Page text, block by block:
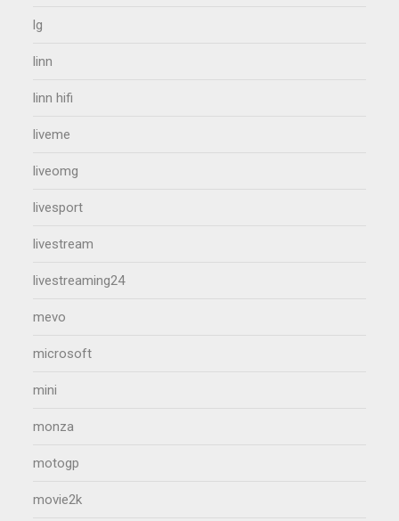
lg
linn
linn hifi
liveme
liveomg
livesport
livestream
livestreaming24
mevo
microsoft
mini
monza
motogp
movie2k